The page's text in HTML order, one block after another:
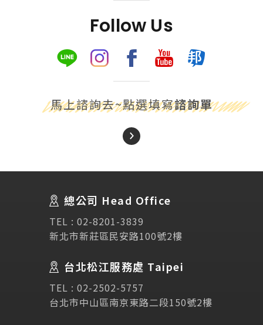
About Us 關於我們
講座活動
Testimonial 學生推薦
Links 相關連結
Follow Us
馬上諮詢去~點選填寫諮詢單
總公司 Head Office
TEL : 02-8201-3839
新北市新莊區民安路100號2樓
台北松江服務處 Taipei
TEL : 02-2502-5757
台北市中山區南京東路二段150號2樓